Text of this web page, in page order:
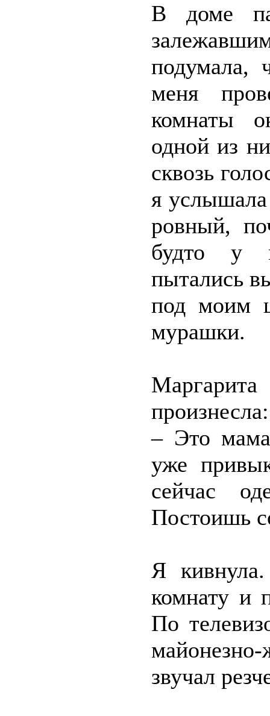
В доме
подумала,
меня
комнаты
одной из
сквозь
я услышала
ровный,
будто у
пытались
под моим
мурашки.
произнесла:
– Это
уже
сейчас
Постоишь
Я
комнату и
По
звучал